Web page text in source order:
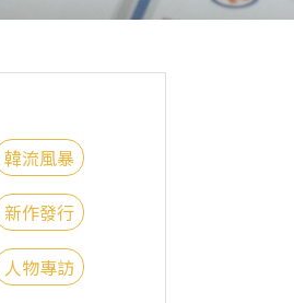
韓流風暴
新作發行
人物專訪